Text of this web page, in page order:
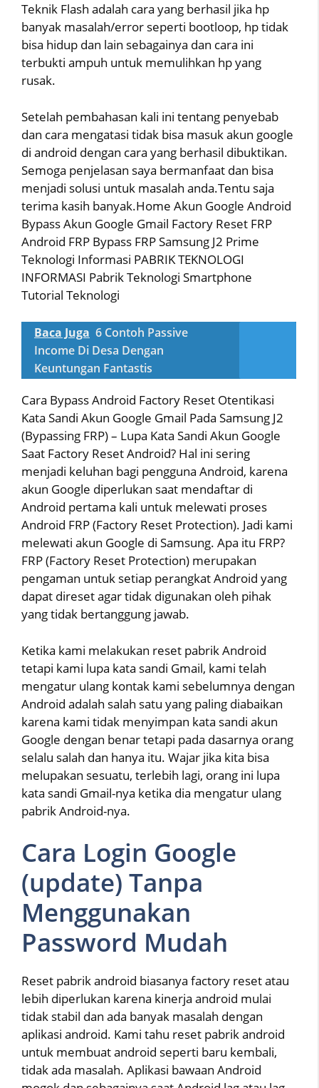
Teknik Flash adalah cara yang berhasil jika hp
banyak masalah/error seperti bootloop, hp tidak
bisa hidup dan lain sebagainya dan cara ini
terbukti ampuh untuk memulihkan hp yang
rusak.
Setelah pembahasan kali ini tentang penyebab
dan cara mengatasi tidak bisa masuk akun google
di android dengan cara yang berhasil dibuktikan.
Semoga penjelasan saya bermanfaat dan bisa
menjadi solusi untuk masalah anda.Tentu saja
terima kasih banyak.Home Akun Google Android
Bypass Akun Google Gmail Factory Reset FRP
Android FRP Bypass FRP Samsung J2 Prime
Teknologi Informasi PABRIK TEKNOLOGI
INFORMASI Pabrik Teknologi Smartphone
Tutorial Teknologi
Baca Juga 6 Contoh Passive
Income Di Desa Dengan
Keuntungan Fantastis
Cara Bypass Android Factory Reset Otentikasi
Kata Sandi Akun Google Gmail Pada Samsung J2
(Bypassing FRP) – Lupa Kata Sandi Akun Google
Saat Factory Reset Android? Hal ini sering
menjadi keluhan bagi pengguna Android, karena
akun Google diperlukan saat mendaftar di
Android pertama kali untuk melewati proses
Android FRP (Factory Reset Protection). Jadi kami
melewati akun Google di Samsung. Apa itu FRP?
FRP (Factory Reset Protection) merupakan
pengaman untuk setiap perangkat Android yang
dapat direset agar tidak digunakan oleh pihak
yang tidak bertanggung jawab.
Ketika kami melakukan reset pabrik Android
tetapi kami lupa kata sandi Gmail, kami telah
mengatur ulang kontak kami sebelumnya dengan
Android adalah salah satu yang paling diabaikan
karena kami tidak menyimpan kata sandi akun
Google dengan benar tetapi pada dasarnya orang
selalu salah dan hanya itu. Wajar jika kita bisa
melupakan sesuatu, terlebih lagi, orang ini lupa
kata sandi Gmail-nya ketika dia mengatur ulang
pabrik Android-nya.
Cara Login Google
(update) Tanpa
Menggunakan
Password Mudah
Reset pabrik android biasanya factory reset atau
lebih diperlukan karena kinerja android mulai
tidak stabil dan ada banyak masalah dengan
aplikasi android. Kami tahu reset pabrik android
untuk membuat android seperti baru kembali,
tidak ada masalah. Aplikasi bawaan Android